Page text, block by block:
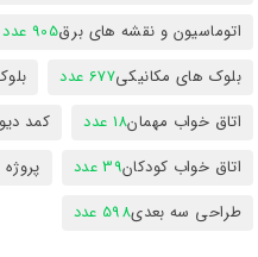
اتوماسیون و نقشه های برق905 عدد
بلوک های مکانیکی677 عدد
اتاق خواب مهمان18 عدد کمد
اتاق خواب کودکان39 عدد
طراحی سه بعدی598 عدد